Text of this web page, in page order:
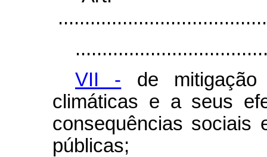
VII - de mitigação
climáticas e a seus
consequências sociais
públicas;